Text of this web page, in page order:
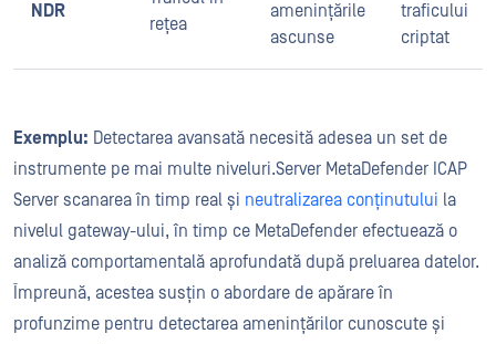
NDR
rețea
amenințările
ascunse
traficului
criptat
Exemplu: Detectarea avansată necesită adesea un set de
instrumente pe mai multe niveluri.Server MetaDefender ICAP
Server scanarea în timp real și neutralizarea conținutului la
nivelul gateway-ului, în timp ce MetaDefender efectuează o
analiză comportamentală aprofundată după preluarea datelor.
Împreună, acestea susțin o abordare de apărare în
profunzime pentru detectarea amenințărilor cunoscute și